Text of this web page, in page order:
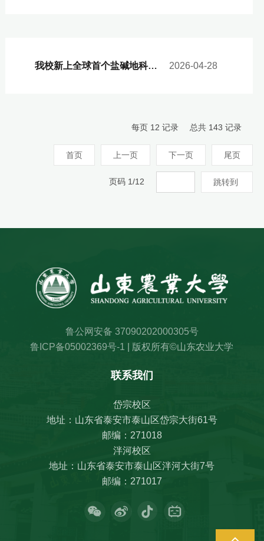
我校新上全球首个盐碱地科学与工程专业 2026-04-28
每页 12 记录 总共 143 记录
首页 上一页 下一页 尾页
页码 1/12 跳转到
鲁公网安备 37090202000305号
鲁ICP备05002369号-1 | 版权所有©山东农业大学
联系我们
岱宗校区
地址：山东省泰安市泰山区岱宗大街61号
邮编：271018
泮河校区
地址：山东省泰安市泰山区泮河大街7号
邮编：271017